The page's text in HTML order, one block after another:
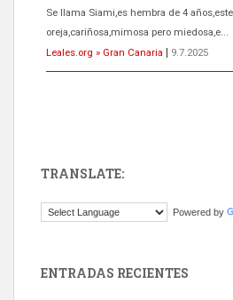
Se llama Siami,es hembra de 4
oreja,cariñosa,mimosa pero miedosa,e...
Leales.org » Gran Canaria
9.7.2025
El ayuntamiento se va a llevar a Los
TRANSLATE:
Powered by
ENTRADAS RECIENTES